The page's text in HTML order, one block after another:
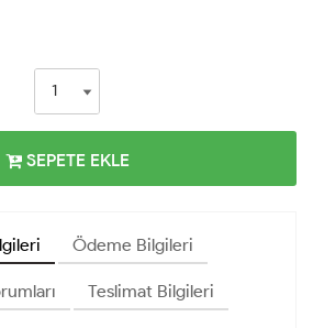
SEPETE EKLE
Ödeme Bilgileri
Teslimat Bilgileri